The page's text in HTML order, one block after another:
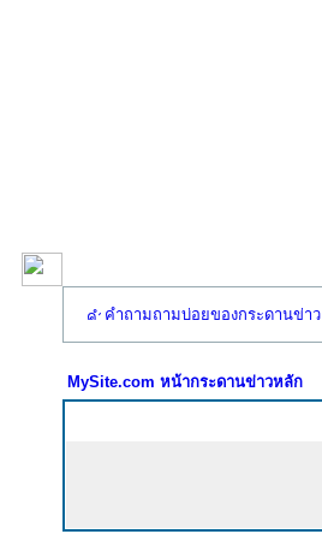
คำถามถามบ่อยของกระดานข่าว
MySite.com หน้ากระดานข่าวหลัก